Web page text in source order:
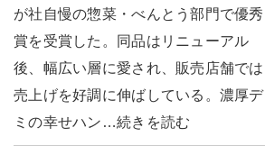
が社自慢の惣菜・べんとう部門で優秀
賞を受賞した。同品はリニューアル
後、幅広い層に愛され、販売店舗では
売上げを好調に伸ばしている。濃厚デ
ミの幸せハン…続きを読む